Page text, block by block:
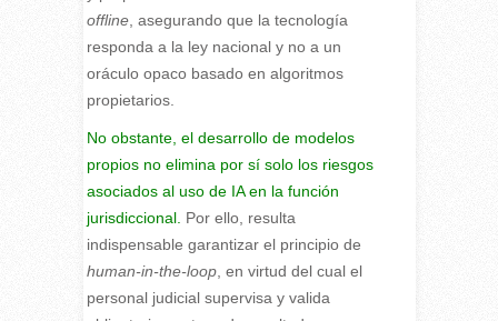
offline, asegurando que la tecnología
responda a la ley nacional y no a un
oráculo opaco basado en algoritmos
propietarios.
No obstante, el desarrollo de modelos
propios no elimina por sí solo los riesgos
asociados al uso de IA en la función
jurisdiccional. Por ello, resulta
indispensable garantizar el principio de
human-in-the-loop, en virtud del cual el
personal judicial supervisa y valida